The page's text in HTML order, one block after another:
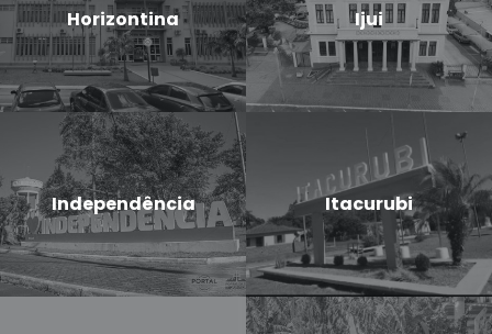
Horizontina Ijui
Independência Itacurubi